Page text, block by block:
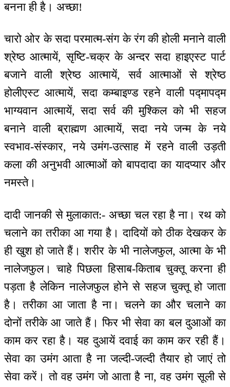
बनना ही है। अच्छा!
चारो ओर के सदा परमात्म-संग के रंग की होली मनाने वाली
श्रेष्ठ आत्मायें, सृष्टि-चक्र के अन्दर सदा हाइएस्ट पार्ट
बजाने वाली श्रेष्ठ आत्मायें, सर्व आत्माओं से श्रेष्ठ
होलीएस्ट आत्मायें, सदा कम्बाइण्ड रहने वाली पद्मापद्म
भाग्यवान आत्मायें, सदा सर्व की मुश्किल को भी सहज
बनाने वाली ब्राह्मण आत्मायें, सदा नये जन्म के नये
स्वभाव-संस्कार, नये उमंग-उत्साह में रहने वाली उड़ती
कला की अनुभवी आत्माओं को बापदादा का यादप्यार और
नमस्ते।
दादी जानकी से मुलाकात:- अच्छा चल रहा है ना। रथ को
चलाने का तरीका आ गया है। दादियों को ठीक देखकर के
ही खुश हो जाते हैं। शरीर के भी नालेजफुल, आत्मा के भी
नालेजफुल। चाहे पिछला हिसाब-किताब चुक्तू करना ही
पड़ता है लेकिन नालेजफुल होने से सहज चुक्तू हो जाता
है। तरीका आ जाता है ना। चलने का और चलाने का
दोनों तरीके आ जाते हैं। फिर भी सेवा का बल दुआओं का
काम कर रहा है। यह दुआयें दवाई का काम कर रही हैं।
सेवा का उमंग आता है ना जल्दी-जल्दी तैयार हो जाएं तो
सेवा करें। तो वह उमंग जो आता है ना, वह उमंग सूली से